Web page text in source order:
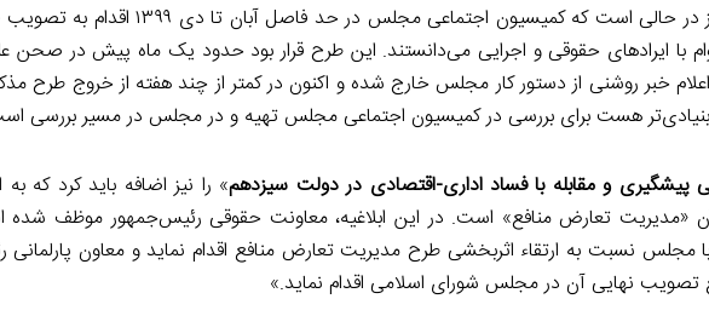
تمامی طرح‌ها و لوایح مذکور است. این همه نیز در حالی است که کمیسیون اجتماعی
با ایرادهای حقوقی و اجرایی می‌دانستند. این طرح قرار بود حدود یک ماه پیش در
خبر روشنی از دستور کار مجلس خارج شده و اکنون در کمتر از چند هفته از خروج طرح
بنیادی‌تر هست برای بررسی در کمیسیون اجتماعی مجلس تهیه و در مجلس در مسیر بررسی
پیشگیری و مقابله با فساد اداری-اقتصادی در دولت سیزدهم» را نیز اضافه باید کرد که به
«مدیریت تعارض منافع» است. در این ابلاغیه، معاونت حقوقی رئیس‌جمهور موظف شده
مجلس نسبت به ارتقاء اثربخشی طرح مدیریت تعارض منافع اقدام نماید و معاون
نهایی آن در مجلس شورای اسلامی اقدام نماید.»